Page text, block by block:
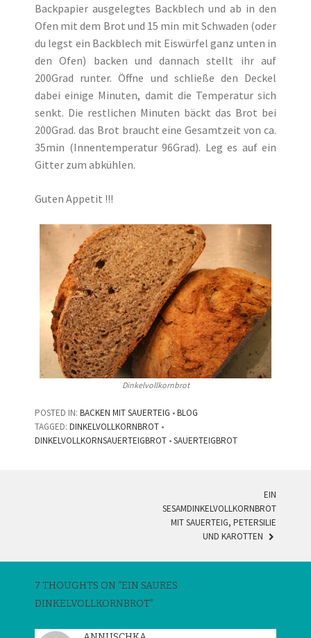
Backpapier ausgelegtes Backblech und ab in den
Ofen mit dem Brot und 15 min mit Schwaden (oder
du legst ein Backblech mit Eiswürfel ganz unten in
den Ofen) backen und dannach stellt ihr auf
200Grad runter. Öffne und schließe den Deckel
dabei einige Minuten, damit die Temperatur sich
senkt. Die restlichen Minuten bäckt das Brot bei
200Grad. das Brot braucht eine Gesamtzeit von ca.
35min (Innentemperatur 96Grad). Leg es auf ein
Gitter zum abkühlen.
Guten Appetit !!!
Dinkelvollkornbrot
POSTED IN: BACKEN MIT SAUERTEIG •BLOG
TAGGED: DINKELVOLLKORNBROT •
DINKELVOLLKORNSAUERTEIGBROT •SAUERTEIGBROT
EIN
SESAMDINKELVOLLKORNBROT
MIT SAUERTEIG, PETERSILIE
UND KAROTTEN
7 THOUGHTS ON “EIN SAURES
DINKELVOLLKORNBROT”